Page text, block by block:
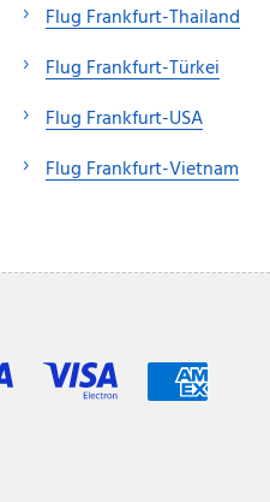
Flug Frankfurt-Thailand
Flug Frankfurt-Türkei
Flug Frankfurt-USA
Flug Frankfurt-Vietnam